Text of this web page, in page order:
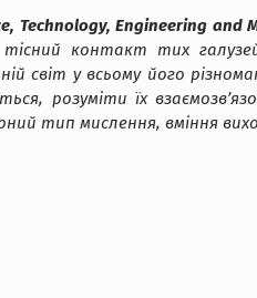
Technology, Engineering and
тісний контакт тих
світ у всьому його
розуміти їх
тип мислення, вміння